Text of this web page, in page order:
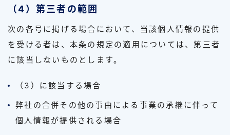
（4）第三者の範囲
次の各号に掲げる場合において、当該個人情報の提供
を受ける者は、本条の規定の適用については、第三者
に該当しないものとします。
（3）に該当する場合
弊社の合併その他の事由による事業の承継に伴って
個人情報が提供される場合